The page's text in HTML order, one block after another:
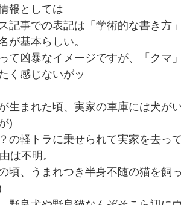
報としては
記事での表記は「学術的な書き方
が基本らしい。
って凶暴なイメージですが、「クマ
く感じないがッ
生まれた頃、実家の車庫には犬が
)
の軽トラに乗せられて実家を去っ
は不明。
頃、うまれつき半身不随の猫を飼